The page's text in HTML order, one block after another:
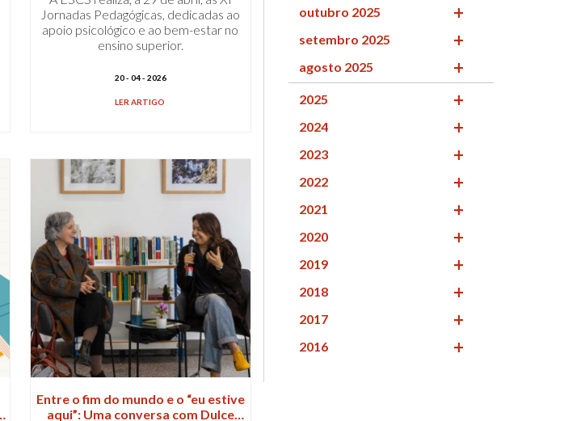
Jornadas Pedagógicas, dedicadas ao
apoio psicológico e ao bem-estar no
ensino superior.
20 - 04 - 2026
LER ARTIGO
Entre o fim do mundo e o “eu estive
aqui”: Uma conversa com Dulce
outubro 2025
setembro 2025
agosto 2025
2025
2024
2023
2022
2021
2020
2019
2018
2017
2016